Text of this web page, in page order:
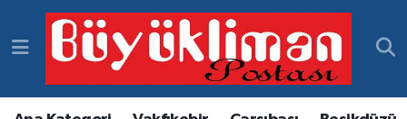
Vakfıkebir Hava Durumu
Vakfıkebir Trafik Yoğunluk Haritası